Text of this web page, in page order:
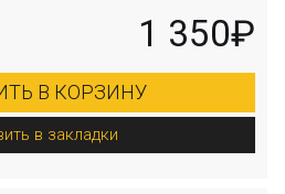
1 350₽
В КОРЗИНУ
в закладки